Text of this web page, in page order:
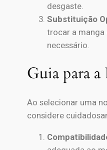
desgaste.
Substituição
trocar a manga
necessário.
Guia para a
Ao selecionar uma
considere